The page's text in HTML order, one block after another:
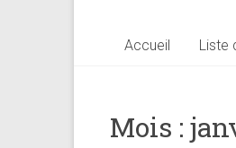
Accueil Liste
Mois :